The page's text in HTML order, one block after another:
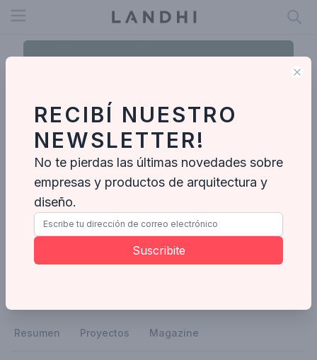
Open menu
Studio Guadix
Enviar mensaje
Resumen Proyectos Magazine
RECIBÍ NUESTRO
NEWSLETTER!
No te pierdas las últimas novedades sobre
empresas y productos de arquitectura y
diseño.
Suscribite